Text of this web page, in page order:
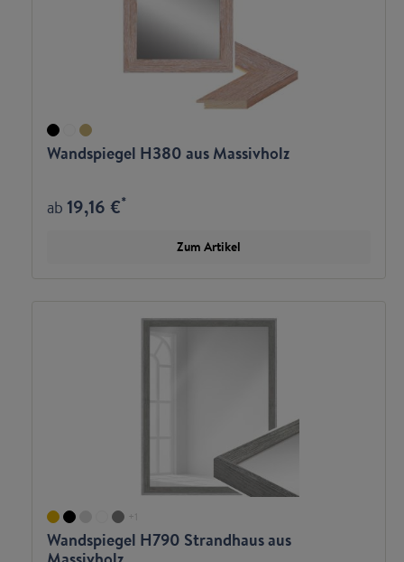
Wandspiegel H380 aus Massivholz
ab19,16 €*
Zum Artikel
+
Wandspiegel H790 Strandhaus aus